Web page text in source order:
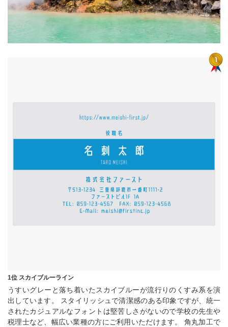
1位 スカイブルーライン
うすいグレーと落ち着いたスカイブルーが流行りのくすみ系を演
出しています。 スタイリッシュで清潔感のある印象ですが、統一
されたカジュアルなフォントは堅苦しさがないので学校の先生や
税理士など、幅広い業種の方にご利用いただけます。 角丸加工で